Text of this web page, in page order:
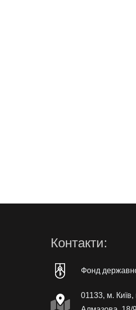
Контакти:
Фонд
01133, м.